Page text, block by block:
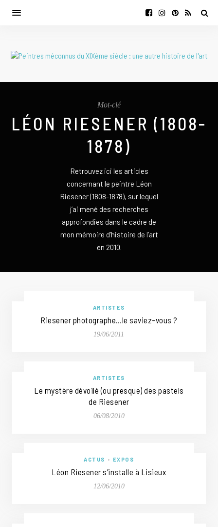
Mot-clé
LÉON RIESENER (1808-
1878)
Retrouvez ici les articles
concernant le peintre Léon
Riesener (1808-1878), sur lequel
j’ai mené des recherches
approfondies dans le cadre de
mon mémoire d’histoire de l’art
en 2010.
ARTISTES
Riesener photographe…le saviez-vous ?
19/06/2011
ARTISTES
Le mystère dévoilé (ou presque) des pastels
de Riesener
06/08/2010
ACTUS • EXPOS
Léon Riesener s’installe à Lisieux
12/06/2010